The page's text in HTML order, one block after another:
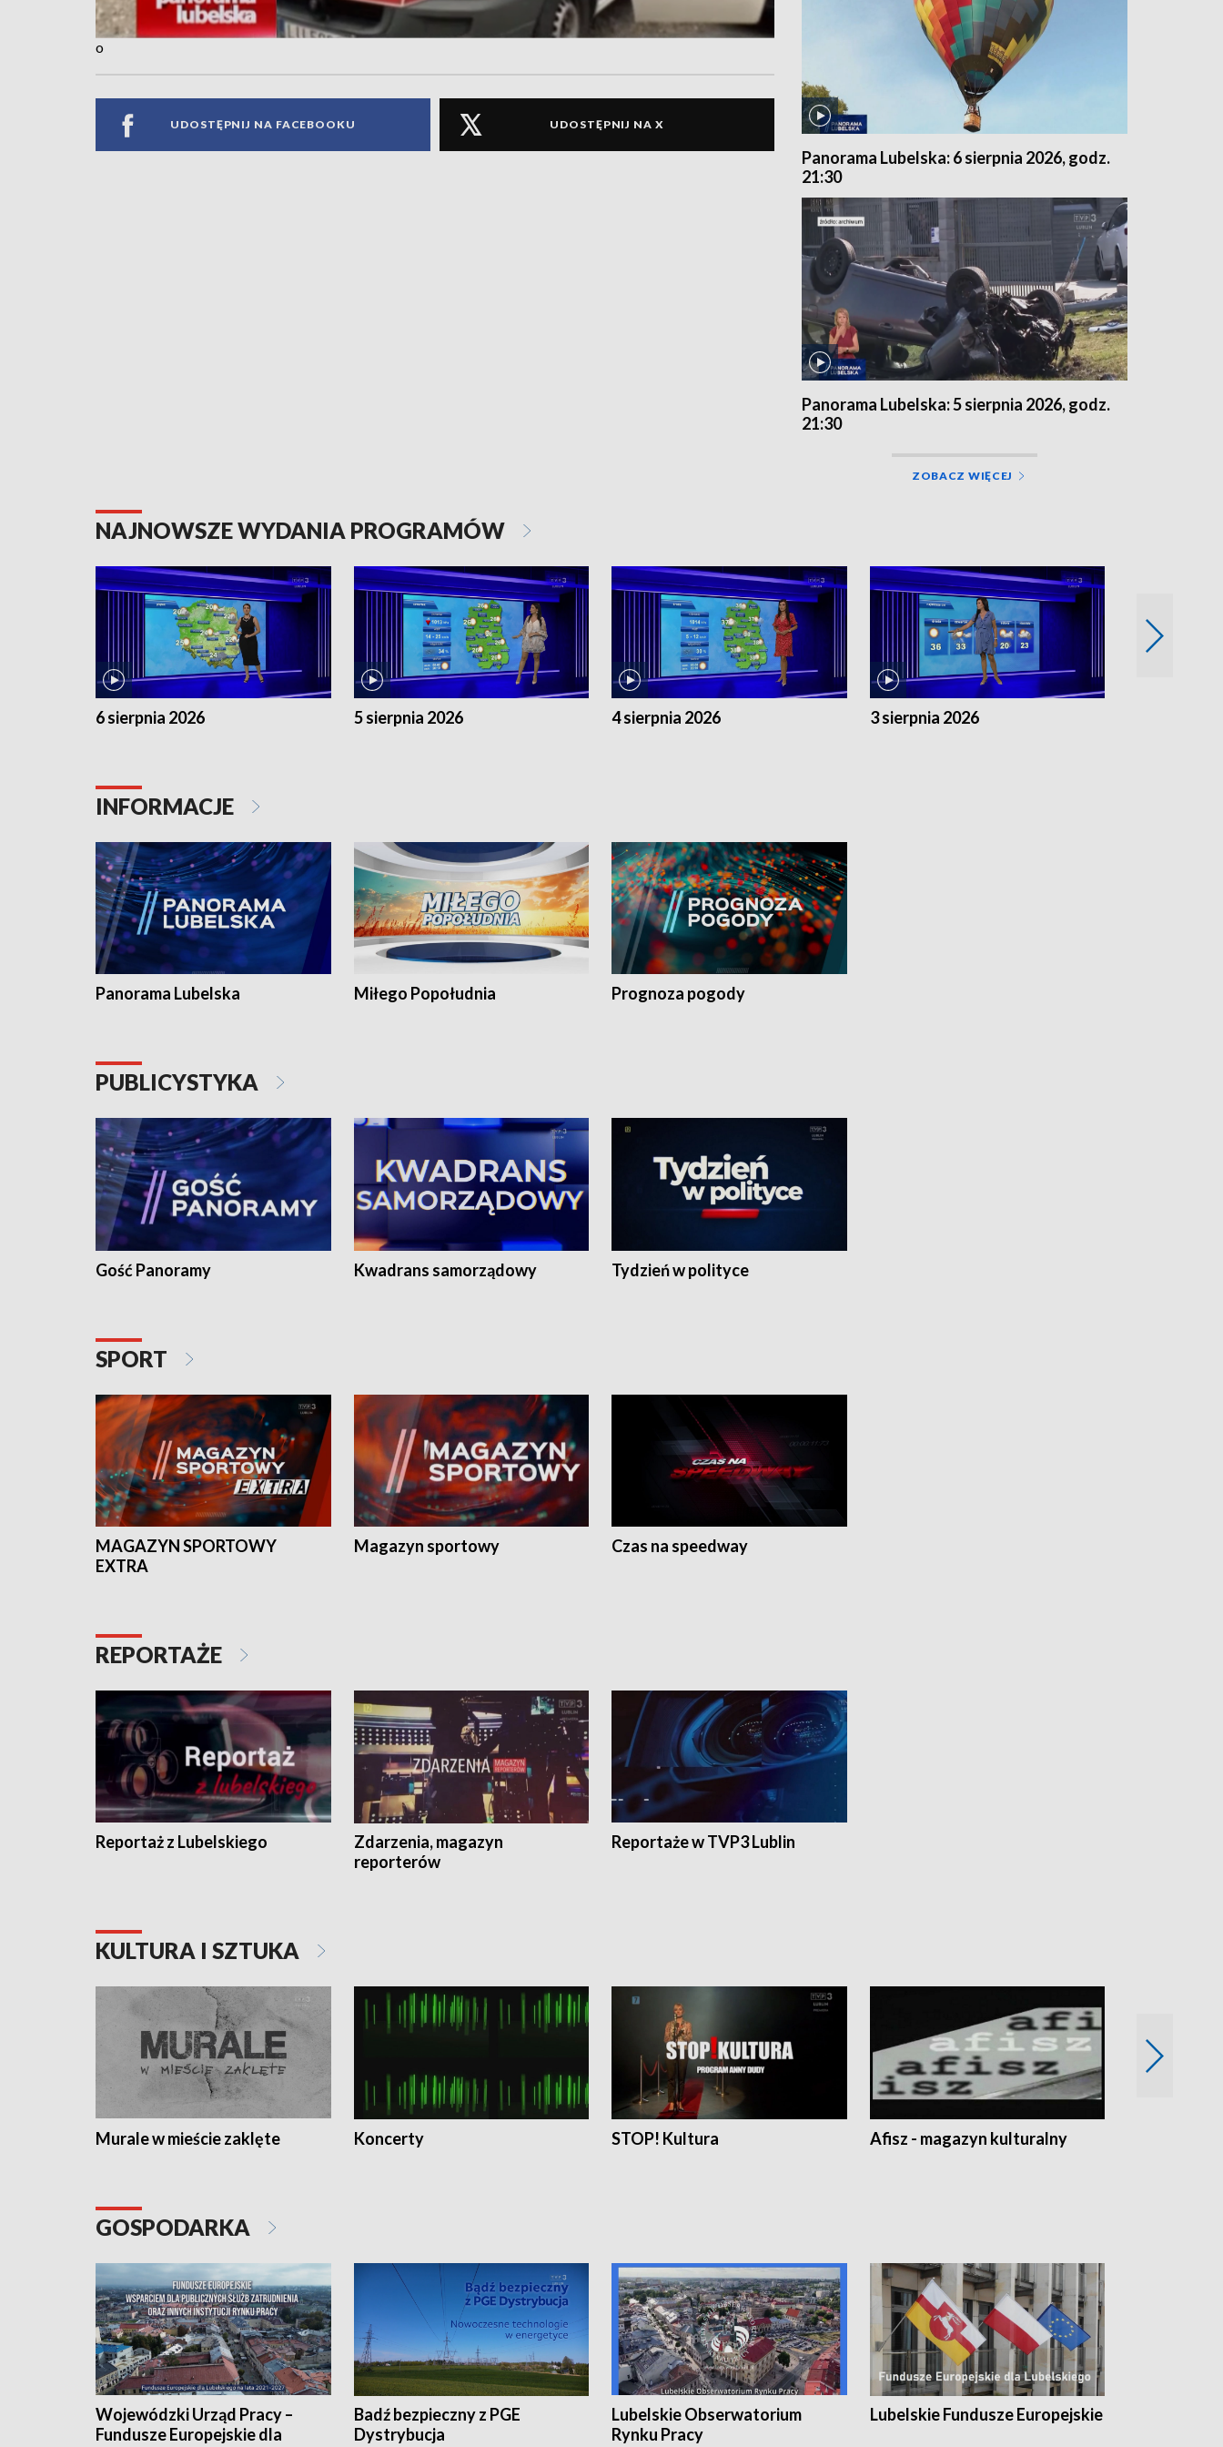
o
UDOSTĘPNIJ NA FACEBOOKU UDOSTĘPNIJ NA X
Panorama Lubelska: 6 sierpnia 2026, godz.
21:30
Panorama Lubelska: 5 sierpnia 2026, godz.
21:30
ZOBACZ WIĘCEJ
NAJNOWSZE WYDANIA PROGRAMÓW
6 sierpnia 2026 5 sierpnia 2026 4 sierpnia 2026 3 sierpnia 2026
INFORMACJE
Panorama Lubelska Miłego Popołudnia Prognoza pogody
PUBLICYSTYKA
Gość Panoramy Kwadrans samorządowy Tydzień w polityce
SPORT
MAGAZYN SPORTOWY
EXTRA
Magazyn sportowy Czas na speedway
REPORTAŻE
Reportaż z Lubelskiego
Zdarzenia, magazyn
reporterów
Reportaże w TVP3 Lublin
KULTURA I SZTUKA
Murale w mieście zaklęte Koncerty STOP! Kultura Afisz - magazyn kulturalny
GOSPODARKA
Wojewódzki Urząd Pracy –
Fundusze Europejskie dla
Badź bezpieczny z PGE
Dystrybucja
Lubelskie Obserwatorium
Rynku Pracy
Lubelskie Fundusze Europejskie